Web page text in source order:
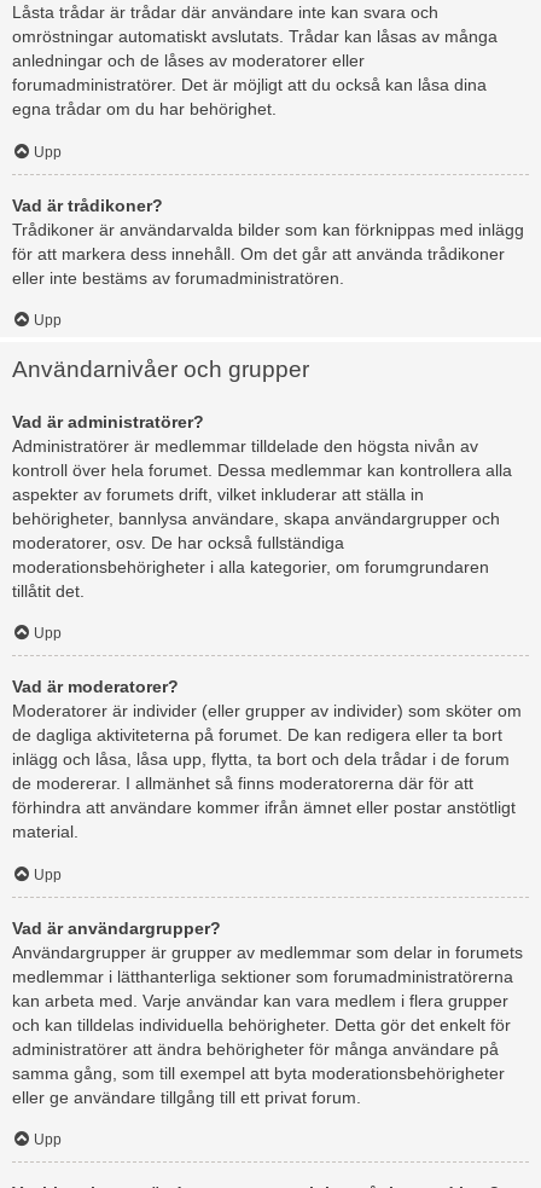
Låsta trådar är trådar där användare inte kan svara och
omröstningar automatiskt avslutats. Trådar kan låsas av många
anledningar och de låses av moderatorer eller
forumadministratörer. Det är möjligt att du också kan låsa dina
egna trådar om du har behörighet.
Upp
Vad är trådikoner?
Trådikoner är användarvalda bilder som kan förknippas med inlägg
för att markera dess innehåll. Om det går att använda trådikoner
eller inte bestäms av forumadministratören.
Upp
Användarnivåer och grupper
Vad är administratörer?
Administratörer är medlemmar tilldelade den högsta nivån av
kontroll över hela forumet. Dessa medlemmar kan kontrollera alla
aspekter av forumets drift, vilket inkluderar att ställa in
behörigheter, bannlysa användare, skapa användargrupper och
moderatorer, osv. De har också fullständiga
moderationsbehörigheter i alla kategorier, om forumgrundaren
tillåtit det.
Upp
Vad är moderatorer?
Moderatorer är individer (eller grupper av individer) som sköter om
de dagliga aktiviteterna på forumet. De kan redigera eller ta bort
inlägg och låsa, låsa upp, flytta, ta bort och dela trådar i de forum
de modererar. I allmänhet så finns moderatorerna där för att
förhindra att användare kommer ifrån ämnet eller postar anstötligt
material.
Upp
Vad är användargrupper?
Användargrupper är grupper av medlemmar som delar in forumets
medlemmar i lätthanterliga sektioner som forumadministratörerna
kan arbeta med. Varje användar kan vara medlem i flera grupper
och kan tilldelas individuella behörigheter. Detta gör det enkelt för
administratörer att ändra behörigheter för många användare på
samma gång, som till exempel att byta moderationsbehörigheter
eller ge användare tillgång till ett privat forum.
Upp